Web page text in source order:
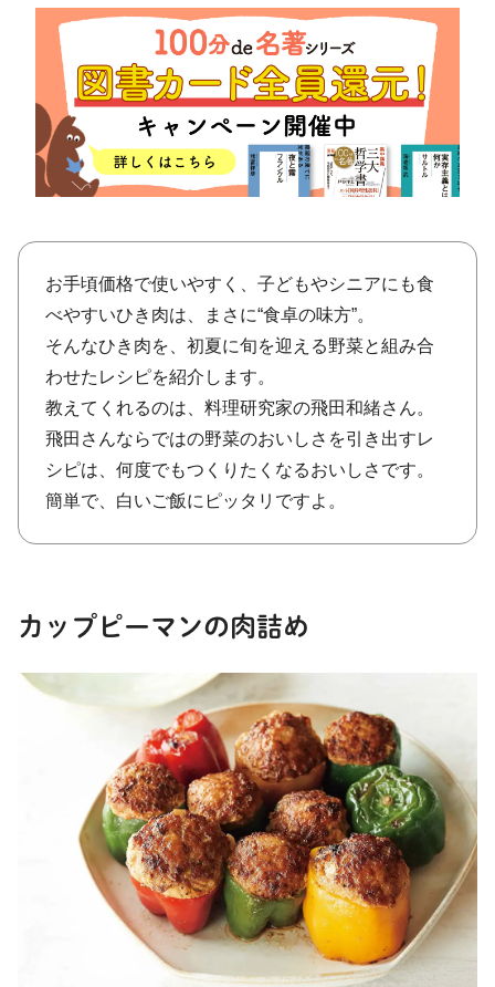
将棋 その他
暮らす 料理 園芸 ハンドメイド
その他
読む 教養 NHK出版新書
NHKブックス 100分de名著
作品 その他
きょうのレシピ
ABOUT
keyword
お手頃価格で使いやすく、子どもやシニアにも食
べやすいひき肉は、まさに“食卓の味方”。
そんなひき肉を、初夏に旬を迎える野菜と組み合
わせたレシピを紹介します。
教えてくれるのは、料理研究家の飛田和緒さん。
飛田さんならではの野菜のおいしさを引き出すレ
シピは、何度でもつくりたくなるおいしさです。
簡単で、白いご飯にピッタリですよ。
カップピーマンの肉詰め